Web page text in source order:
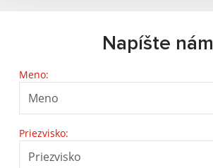
Napíšte nám
Meno:
Priezvisko: